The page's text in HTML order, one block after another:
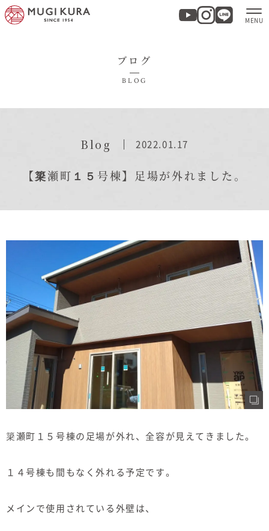
商品紹介
実例集・お客様の声
家づくりについて
むぎくらについて
ニュース ブログ
イベント
オーナー様Q&A
資料請求
お問い合わせ
お電話での
お問い合わ
ブログ
BLOG
Blog 2022.01.17
【簗瀬町１５号棟】足場が外れました。
簗瀬町１５号棟の足場が外れ、全容が見えてきました。
１４号棟も間もなく外れる予定です。
メインで使用されている外壁は、